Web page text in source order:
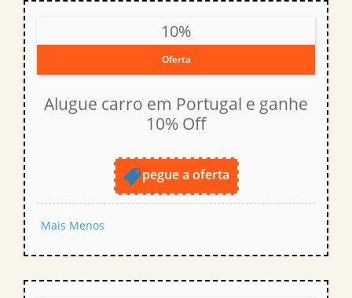
10%
Oferta
Alugue carro em Portugal e ganhe
10% Off
pegue a oferta
Mais Menos